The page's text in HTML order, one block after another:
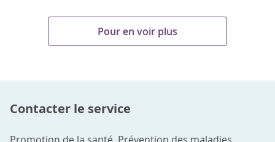
Pour en voir plus
Contacter le service